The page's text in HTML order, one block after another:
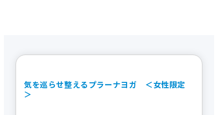
気を巡らせ整えるプラーナヨガ ＜女性限定
＞